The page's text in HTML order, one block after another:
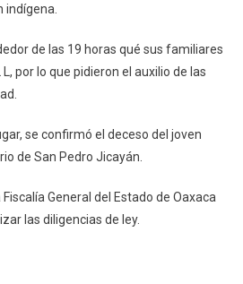
indígena.
de las 19 horas qué sus familiares
por lo que pidieron el auxilio de las
se confirmó el deceso del joven
de San Pedro Jicayán.
General del Estado de Oaxaca
las diligencias de ley.